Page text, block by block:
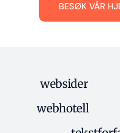
BESØK VÅR
websider
webhotell